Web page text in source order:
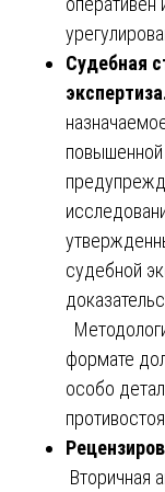
Судебная
судебной
формате
особо
Вторичная